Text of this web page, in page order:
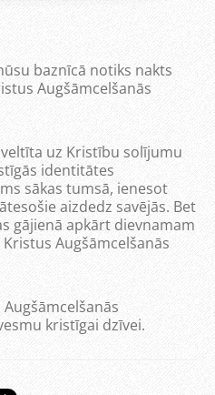
baznīcā notiks nakts
Augšāmcelšanās
uz Kristību solījumu
identitātes
sākas tumsā, ienesot
aizdedz savējās. Bet
gājienā apkārt dievnamam
Augšāmcelšanās
kristīgai dzīvei.